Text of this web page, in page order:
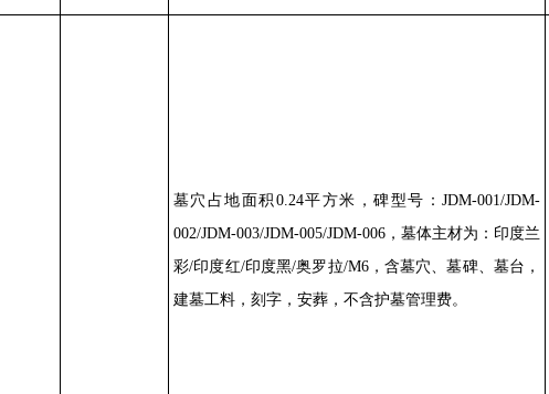
墓穴占地面积 0.24平方米，碑型号：JDM-001/JDM-
002/JDM-003/JDM-005/JDM-006 ，墓体主材为：印度兰
彩/印度红/印度黑/奥罗拉/M6，含墓穴、墓碑、墓台，
建墓工料，刻字，安葬，不含护墓管理费。